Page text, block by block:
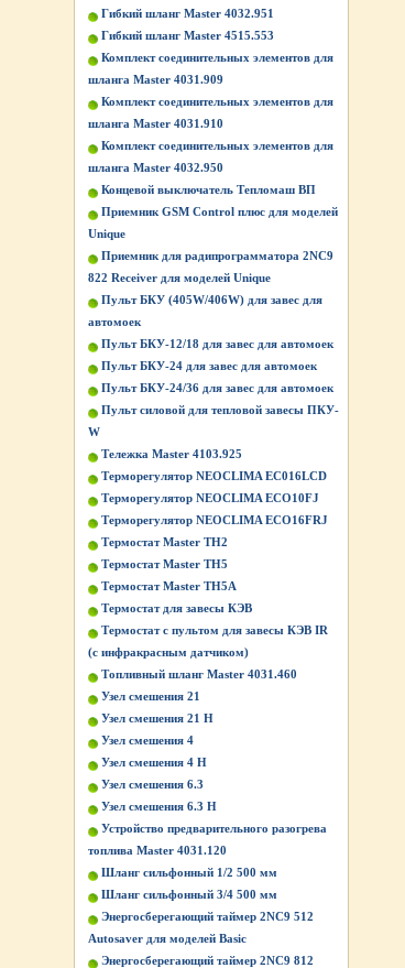
Гибкий шланг Master 4032.951
Гибкий шланг Master 4515.553
Комплект соединительных элементов для
шланга Master 4031.909
Комплект соединительных элементов для
шланга Master 4031.910
Комплект соединительных элементов для
шланга Master 4032.950
Концевой выключатель Тепломаш ВП
Приемник GSM Control плюс для моделей
Unique
Приемник для радипрограмматора 2NC9
822 Receiver для моделей Unique
Пульт БКУ (405W/406W) для завес для
автомоек
Пульт БКУ-12/18 для завес для автомоек
Пульт БКУ-24 для завес для автомоек
Пульт БКУ-24/36 для завес для автомоек
Пульт силовой для тепловой завесы ПКУ-
W
Тележка Master 4103.925
Терморегулятор NEOCLIMA EC016LCD
Терморегулятор NEOCLIMA ECO10FJ
Терморегулятор NEOCLIMA ECO16FRJ
Термостат Master ТН2
Термостат Master ТН5
Термостат Master ТН5А
Термостат для завесы КЭВ
Термостат с пультом для завесы КЭВ IR
(с инфракрасным датчиком)
Топливный шланг Master 4031.460
Узел смешения 21
Узел смешения 21 Н
Узел смешения 4
Узел смешения 4 Н
Узел смешения 6.3
Узел смешения 6.3 Н
Устройство предварительного разогрева
топлива Master 4031.120
Шланг сильфонный 1/2 500 мм
Шланг сильфонный 3/4 500 мм
Энергосберегающий таймер 2NC9 512
Autosaver для моделей Basic
Энергосберегающий таймер 2NC9 812